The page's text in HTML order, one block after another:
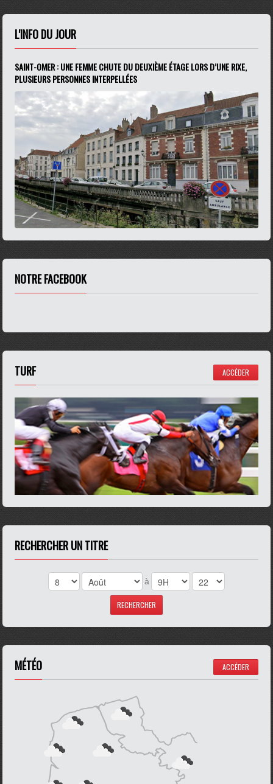
L'INFO DU JOUR
SAINT-OMER : UNE FEMME CHUTE DU DEUXIÈME ÉTAGE LORS D’UNE RIXE,
PLUSIEURS PERSONNES INTERPELLÉES
NOTRE FACEBOOK
TURF ACCÉDER
RECHERCHER UN TITRE
à
MÉTÉO ACCÉDER